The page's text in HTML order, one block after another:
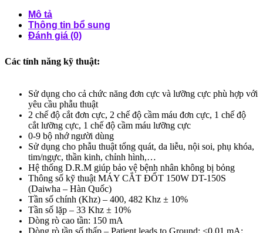
Mô tả
Thông tin bổ sung
Đánh giá (0)
Các tính năng kỹ thuật:
Sử dụng cho cả chức năng đơn cực và lưỡng cực phù hợp với
yêu cầu phẫu thuật
2 chế độ cắt đơn cực, 2 chế độ cầm máu đơn cực, 1 chế độ
cắt lưỡng cực, 1 chế độ cầm máu lưỡng cực
0-9 bộ nhớ người dùng
Sử dụng cho phẫu thuật tổng quát, da liễu, nội soi, phụ khóa,
tim/ngực, thần kinh, chỉnh hình,…
Hệ thống D.R.M giúp bảo vệ bệnh nhân không bị bỏng
Thông số kỹ thuật MÁY CẮT ĐỐT 150W DT-150S
(Daiwha – Hàn Quốc)
Tần số chính (Khz) – 400, 482 Khz ± 10%
Tần số lặp – 33 Khz ± 10%
Dòng rò cao tần: 150 mA
Dòng rò tần số thấp – Patient leads to Ground: <0.01 mA;